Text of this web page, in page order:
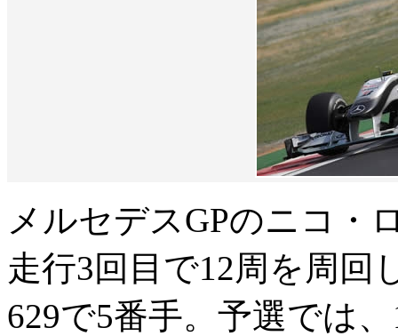
メルセデスGPのニコ・
走行3回目で12周を周回
629で5番手。予選では